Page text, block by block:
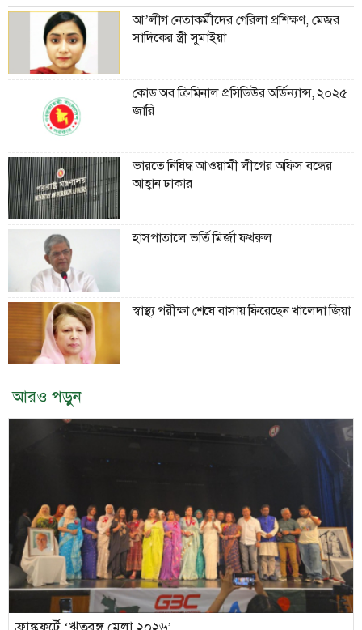
আ’লীগ নেতাকর্মীদের গেরিলা প্রশিক্ষণ, মেজর
সাদিকের স্ত্রী সুমাইয়া
কোড অব ক্রিমিনাল প্রসিডিউর অর্ডিন্যান্স, ২০২৫
জারি
ভারতে নিষিদ্ধ আওয়ামী লীগের অফিস বন্ধের
আহ্বান ঢাকার
হাসপাতালে ভর্তি মির্জা ফখরুল
স্বাস্থ্য পরীক্ষা শেষে বাসায় ফিরেছেন খালেদা জিয়া
আরও পড়ুন